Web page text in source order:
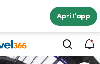
Apri l'app